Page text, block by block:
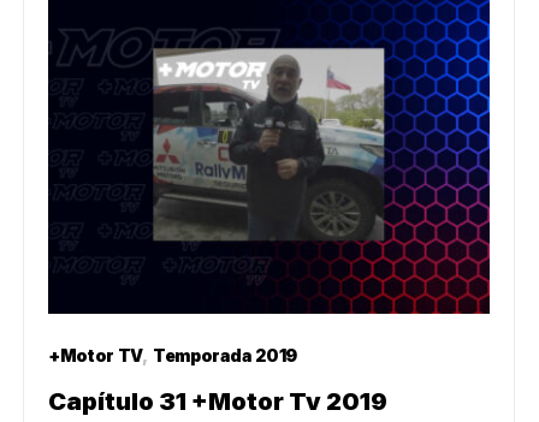
+Motor TV Temporada 2019
Capítulo 31 +Motor Tv 2019